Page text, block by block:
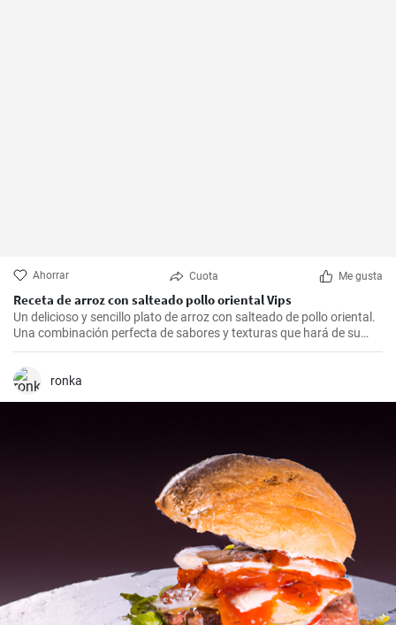
Ahorrar Cuota Me gusta
Receta de arroz con salteado pollo oriental Vips
Un delicioso y sencillo plato de arroz con salteado de pollo oriental.
Una combinación perfecta de sabores y texturas que hará de su
comida una experiencia inolvidable.
ronka